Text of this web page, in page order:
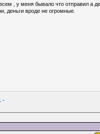
, у меня бывало что отправил а
деньги вроде не огромные.
-